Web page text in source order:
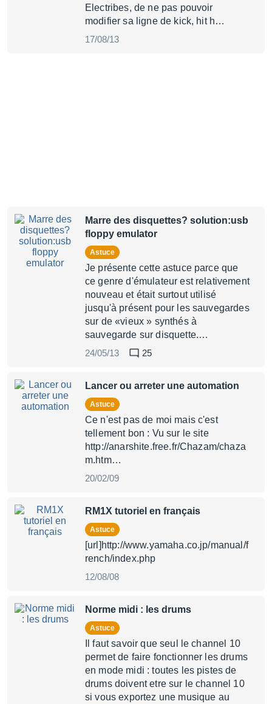
Electribes, de ne pas pouvoir
modifier sa ligne de kick, hit h…
17/08/13
Marre des disquettes? solution:usb
floppy emulator
Astuce
Je présente cette astuce parce que
ce genre d'émulateur est relativement
nouveau et était surtout utilisé
jusqu'à présent pour les sauvegardes
sur de «vieux » synthés à
sauvegarde sur disquette.…
24/05/13
25
Lancer ou arreter une automation
Astuce
Ce n'est pas de moi mais c'est
tellement bon : Vu sur le site
http://anarshite.free.fr/Chazam/chaza
m.htm…
20/02/09
RM1X tutoriel en français
Astuce
[url]http://www.yamaha.co.jp/manual/f
rench/index.php
12/08/08
Norme midi : les drums
Astuce
Il faut savoir que seul le channel 10
permet de faire fonctionner les drums
en mode midi : toutes les pistes de
drums doivent etre sur le channel 10
si vous exportez une musique au